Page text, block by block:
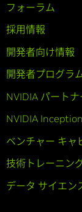
フォーラム
採用情報
開発者向け情報
開発者プログラ
NVIDIA パート
NVIDIA Inception
ベンチャー キャ
技術トレーニン
データ サイエン